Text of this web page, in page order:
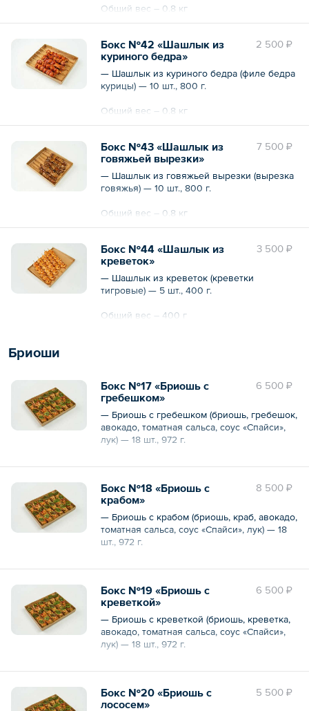
Общий вес – 0.8 кг
2 500 ₽
Бокс №42 «Шашлык из
куриного бедра»
— Шашлык из куриного бедра (филе бедра
курицы) — 10 шт., 800 г.
Общий вес – 0.8 кг
7 500 ₽
Бокс №43 «Шашлык из
говяжьей вырезки»
— Шашлык из говяжьей вырезки (вырезка
говяжья) — 10 шт., 800 г.
Общий вес – 0.8 кг
3 500 ₽
Бокс №44 «Шашлык из
креветок»
— Шашлык из креветок (креветки
тигровые) — 5 шт., 400 г.
Общий вес – 400 г
Бриоши
6 500 ₽
Бокс №17 «Бриошь с
гребешком»
— Бриошь с гребешком (бриошь, гребешок,
авокадо, томатная сальса, соус «Спайси»,
лук) — 18 шт., 972 г.
Общий вес – 972 г
8 500 ₽
Бокс №18 «Бриошь с
крабом»
— Бриошь с крабом (бриошь, краб, авокадо,
томатная сальса, соус «Спайси», лук) — 18
шт., 972 г.
Общий вес – 972 г
6 500 ₽
Бокс №19 «Бриошь с
креветкой»
— Бриошь с креветкой (бриошь, креветка,
авокадо, томатная сальса, соус «Спайси»,
лук) — 18 шт., 972 г.
Общий вес – 972 г
5 500 ₽
Бокс №20 «Бриошь с
лососем»